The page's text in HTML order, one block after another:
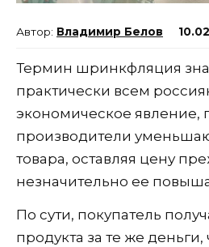
Владимир Белов
Термин шринкфляция
практически всем
экономическое явление,
производители
товара, оставляя цену
незначительно ее
По сути, покупатель
продукта за те же